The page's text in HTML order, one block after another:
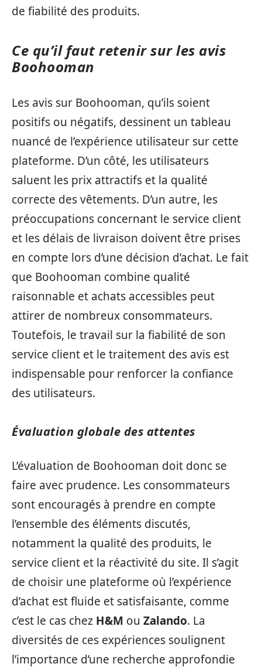
de fiabilité des produits.
Ce qu’il faut retenir sur les avis
Boohooman
Les avis sur Boohooman, qu’ils soient
positifs ou négatifs, dessinent un tableau
nuancé de l’expérience utilisateur sur cette
plateforme. D’un côté, les utilisateurs
saluent les prix attractifs et la qualité
correcte des vêtements. D’un autre, les
préoccupations concernant le service client
et les délais de livraison doivent être prises
en compte lors d’une décision d’achat. Le fait
que Boohooman combine qualité
raisonnable et achats accessibles peut
attirer de nombreux consommateurs.
Toutefois, le travail sur la fiabilité de son
service client et le traitement des avis est
indispensable pour renforcer la confiance
des utilisateurs.
Évaluation globale des attentes
L’évaluation de Boohooman doit donc se
faire avec prudence. Les consommateurs
sont encouragés à prendre en compte
l’ensemble des éléments discutés,
notamment la qualité des produits, le
service client et la réactivité du site. Il s’agit
de choisir une plateforme où l’expérience
d’achat est fluide et satisfaisante, comme
c’est le cas chez H&M ou Zalando. La
diversités de ces expériences soulignent
l’importance d’une recherche approfondie